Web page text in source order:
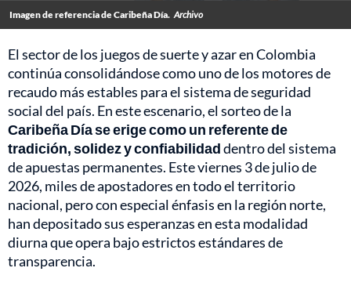
Imagen de referencia de Caribeña Día. Archivo
El sector de los juegos de suerte y azar en Colombia
continúa consolidándose como uno de los motores de
recaudo más estables para el sistema de seguridad
social del país. En este escenario, el sorteo de la
Caribeña Día se erige como un referente de
tradición, solidez y confiabilidaddentro del sistema
de apuestas permanentes. Este viernes 3 de julio de
2026, miles de apostadores en todo el territorio
nacional, pero con especial énfasis en la región norte,
han depositado sus esperanzas en esta modalidad
diurna que opera bajo estrictos estándares de
transparencia.